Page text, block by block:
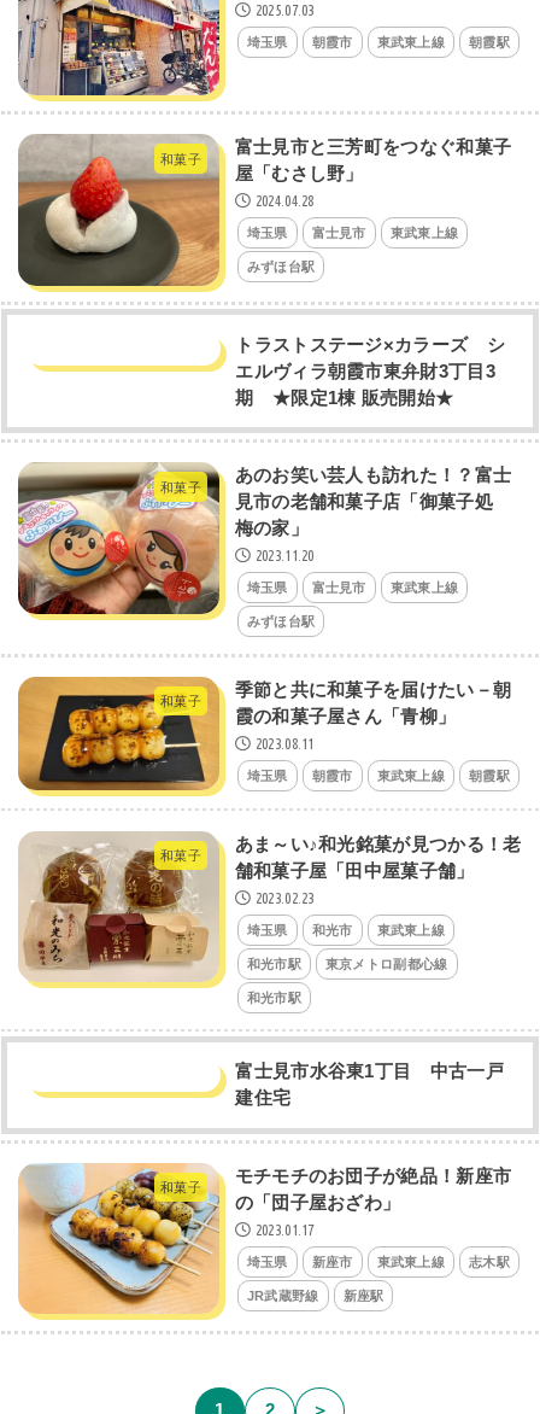
2025.07.03
埼玉県 朝霞市 東武東上線 朝霞駅
和菓子
富士見市と三芳町をつなぐ和菓子
屋「むさし野」
2024.04.28
埼玉県 富士見市 東武東上線
みずほ台駅
トラストステージ×カラーズ シ
エルヴィラ朝霞市東弁財3丁目3
期 ★限定1棟 販売開始★
和菓子
あのお笑い芸人も訪れた！？富士
見市の老舗和菓子店「御菓子処
梅の家」
2023.11.20
埼玉県 富士見市 東武東上線
みずほ台駅
和菓子
季節と共に和菓子を届けたい－朝
霞の和菓子屋さん「青柳」
2023.08.11
埼玉県 朝霞市 東武東上線 朝霞駅
和菓子
あま～い♪和光銘菓が見つかる！老
舗和菓子屋「田中屋菓子舗」
2023.02.23
埼玉県 和光市 東武東上線
和光市駅 東京メトロ副都心線
和光市駅
富士見市水谷東1丁目 中古一戸
建住宅
和菓子
モチモチのお団子が絶品！新座市
の「団子屋おざわ」
2023.01.17
埼玉県 新座市 東武東上線 志木駅
JR武蔵野線 新座駅